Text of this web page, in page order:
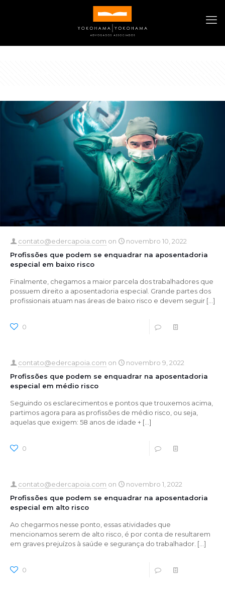
contato@edercapoia.com on
novembro 10, 2022
Profissões que podem se enquadrar na aposentadoria
especial em baixo risco
Finalmente, chegamos a maior parcela dos trabalhadores que
possuem direito a aposentadoria especial. Grande partes dos
profissionais atuam nas áreas de baixo risco e devem seguir […]
0
contato@edercapoia.com on
novembro 9, 2022
Profissões que podem se enquadrar na aposentadoria
especial em médio risco
Seguindo os esclarecimentos e pontos que trouxemos acima,
partimos agora para as profissões de médio risco, ou seja,
aquelas que exigem: 58 anos de idade + […]
0
contato@edercapoia.com on
novembro 1, 2022
Profissões que podem se enquadrar na aposentadoria
especial em alto risco
Ao chegarmos nesse ponto, essas atividades que
mencionamos serem de alto risco, é por conta de resultarem
em graves prejuízos à saúde e segurança do trabalhador. […]
0